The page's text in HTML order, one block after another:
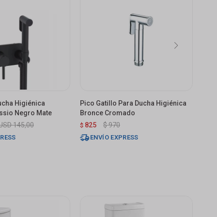
Higiénica
Negro Mate
145,00
Pico Gatillo Para Ducha Higiénica
Bronce Cromado
$ 825 $970
ENVÍO EXPRESS